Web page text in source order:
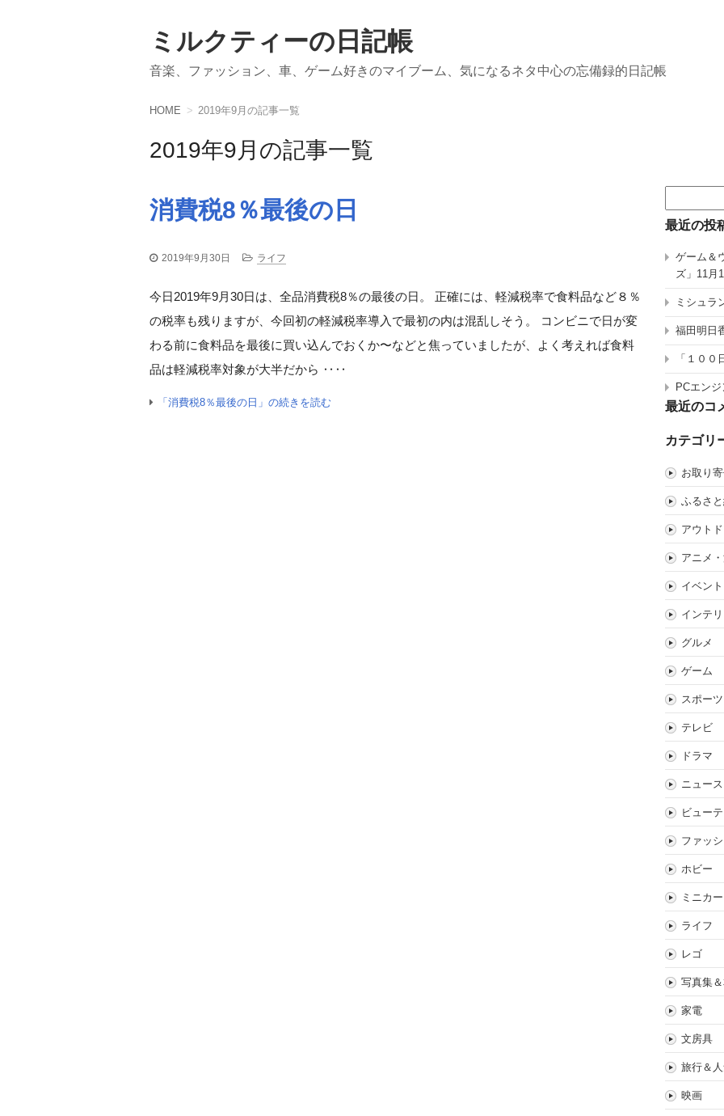
ミルクティーの日記帳
音楽、ファッション、車、ゲーム好きのマイブーム、気になるネタ中心の忘備録的日記帳
HOME 2019年9月の記事一覧
2019年9月の記事一覧
消費税8％最後の日
2019年9月30日 ライフ
今日2019年9月30日は、全品消費税8％の最後の日。 正確には、軽減税率で食料品など８％
の税率も残りますが、今回初の軽減税率導入で最初の内は混乱しそう。 コンビニで日が変
わる前に食料品を最後に買い込んでおくか〜などと焦っていましたが、よく考えれば食料
品は軽減税率対象が大半だから ‥‥
「消費税8％最後の日」の続きを読む
索:
最近の投
ゲーム＆
ズ」11月
ミシュラ
福田明日
「１０
PCエン
最近のコ
カテゴリ
お取り
ふるさ
アウト
アニメ
イベント
インテ
グルメ
ゲーム
スポーツ
テレビ
ドラマ
ニュース
ビュー
ファッ
ホビー
ミニカー
ライフ
レゴ
写真集
家電
文房具
旅行＆
映画